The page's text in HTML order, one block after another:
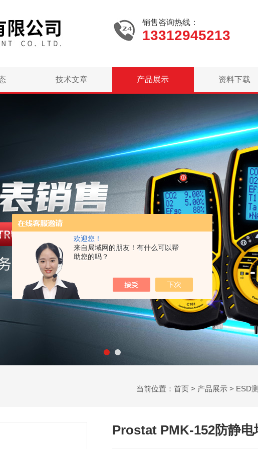
欢迎您！
来自局域网的朋友！有什么可以帮
助您的吗？
销售咨询热线：
13312945213
技术文章 产品展示 资料下载
当前位置： 首页 > 产品展示 > ESD
Prostat PMK-152防静电